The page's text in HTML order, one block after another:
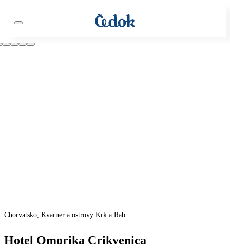
Chorvatsko, Kvarner a ostrovy Krk a Rab
Hotel Omorika Crikvenica